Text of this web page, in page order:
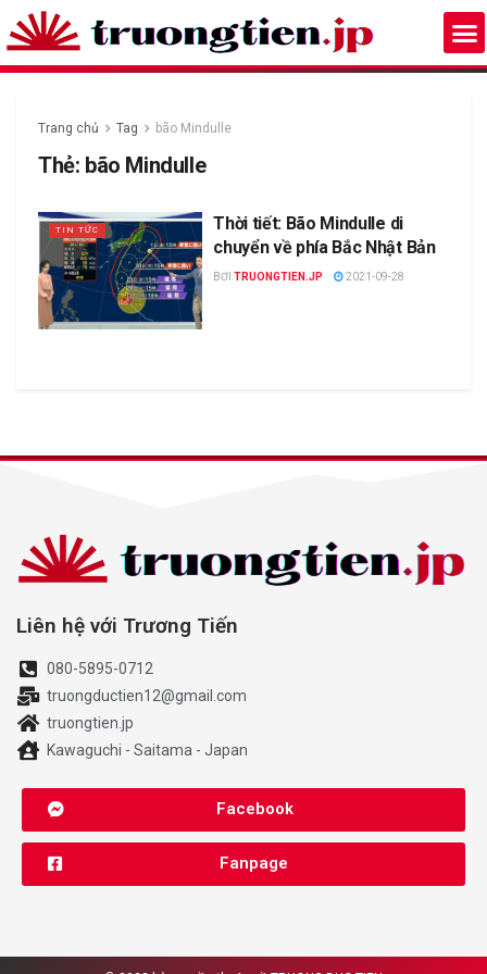
Trang chủ Tag bão Mindulle
Thẻ: bão Mindulle
TIN TỨC
Thời tiết: Bão Mindulle di
chuyển về phía Bắc Nhật Bản
BƠI TRUONGTIEN.JP 2021-09-28
Liên hệ với Trương Tiến
080-5895-0712
truongductien12@gmail.com
truongtien.jp
Kawaguchi - Saitama - Japan
Facebook
Fanpage